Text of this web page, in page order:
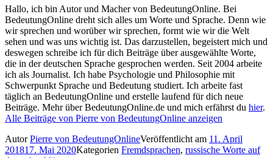
Hallo, ich bin Autor und Macher von BedeutungOnline. Bei
BedeutungOnline dreht sich alles um Worte und Sprache. Denn wie
wir sprechen und worüber wir sprechen, formt wie wir die Welt
sehen und was uns wichtig ist. Das darzustellen, begeistert mich und
deswegen schreibe ich für dich Beiträge über ausgewählte Worte,
die in der deutschen Sprache gesprochen werden. Seit 2004 arbeite
ich als Journalist. Ich habe Psychologie und Philosophie mit
Schwerpunkt Sprache und Bedeutung studiert. Ich arbeite fast
täglich an BedeutungOnline und erstelle laufend für dich neue
Beiträge. Mehr über BedeutungOnline.de und mich erfährst du hier.
Alle Beiträge von Pierre von BedeutungOnline anzeigen
AutorPierre von BedeutungOnlineVeröffentlicht am 11. April
201817. Mai 2020Kategorien Fremdsprachen, russische Worte auf